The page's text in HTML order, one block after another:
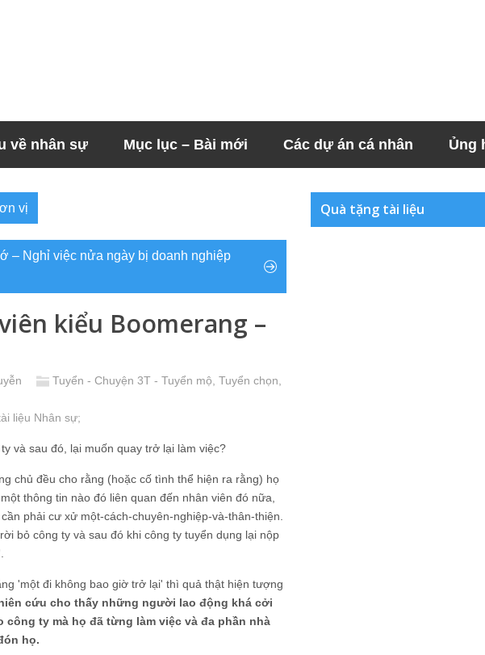
về nhân sự Mục lục – Bài mới Các dự án cá nhân Ủng
vị
– Nghỉ việc nửa ngày bị doanh nghiệp
kiểu Boomerang –
Tuyển - Chuyện 3T - Tuyển mộ, Tuyển chọn,
liệu Nhân sự;
và sau đó, lại muốn quay trở lại làm việc?
chủ đều cho rằng (hoặc cố tình thể hiện ra rằng) họ
thông tin nào đó liên quan đến nhân viên đó nữa,
phải cư xử một-cách-chuyên-nghiệp-và-thân-thiện.
bỏ công ty và sau đó khi công ty tuyển dụng lại nộp
'một đi không bao giờ trở lại' thì quả thật hiện tượng
cứu cho thấy những người lao động khá cởi
ty mà họ đã từng làm việc và đa phần nhà
họ.
Quà tặng tài liệu